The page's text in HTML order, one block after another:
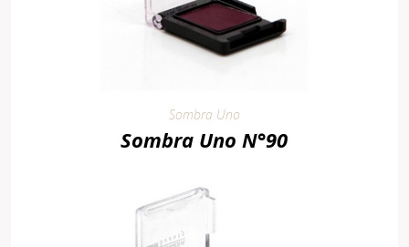
Sombra Uno
Sombra Uno N°90